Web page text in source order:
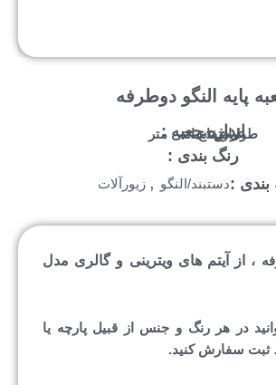
پایه النگو دوطرفه
اندازه جعبه :
طول :
عرض :
ارتفاع :سانتی متر
رنگ بندی :
دستبند/النگو , زیورآلات بندی :
، از آیتم های ویترینی و گالری مدل
در هر رنگ و جنس از قبیل پارچه یا
سفارش کنید.